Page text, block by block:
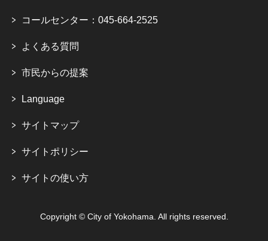
コールセンター：045-664-2525
よくある質問
市民からの提案
Language
サイトマップ
サイトポリシー
サイトの使い方
Copyright © City of Yokohama. All rights reserved.